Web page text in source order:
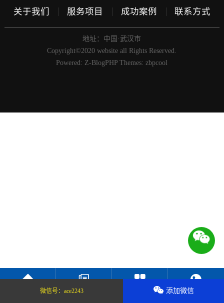
关于我们 服务项目 成功案例 联系方式
地址：中国·武汉市
Copyright©2020 website all Rights Reserved.
Powered: Z-BlogPHP Themes:zbpcool
返回首页 新闻中心 联系我们
微信号： ace2243 添加微信